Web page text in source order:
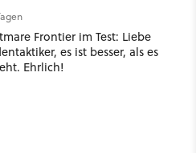
Frontier im Test: Liebe
es ist besser, als es
Ehrlich!